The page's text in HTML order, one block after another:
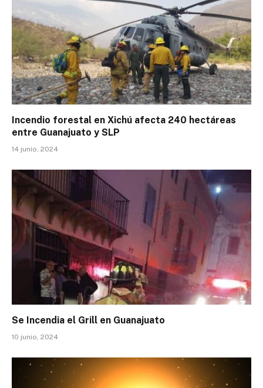
Incendio forestal en Xichú afecta 240 hectáreas
entre Guanajuato y SLP
14 junio, 2024
Se Incendia el Grill en Guanajuato
10 junio, 2024